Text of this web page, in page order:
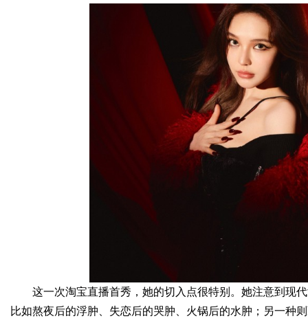
这一次淘宝直播首秀，她的切入点很特别。她注意到现
比如熬夜后的浮肿、失恋后的哭肿、火锅后的水肿；另一种